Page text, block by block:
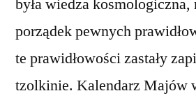
była wiedza
porządek pewnych
te prawidłowości zastały
tzolkinie. Kalendarz Majów